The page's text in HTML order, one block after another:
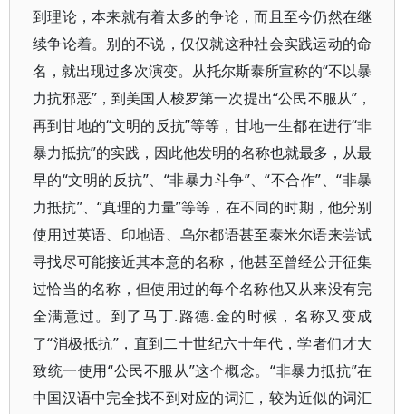
到理论，本来就有着太多的争论，而且至今仍然在继
续争论着。别的不说，仅仅就这种社会实践运动的命
名，就出现过多次演变。从托尔斯泰所宣称的“不以暴
力抗邪恶”，到美国人梭罗第一次提出“公民不服从”，
再到甘地的“文明的反抗”等等，甘地一生都在进行“非
暴力抵抗”的实践，因此他发明的名称也就最多，从最
早的“文明的反抗”、“非暴力斗争”、“不合作”、“非暴
力抵抗”、“真理的力量”等等，在不同的时期，他分别
使用过英语、印地语、乌尔都语甚至泰米尔语来尝试
寻找尽可能接近其本意的名称，他甚至曾经公开征集
过恰当的名称，但使用过的每个名称他又从来没有完
全满意过。到了马丁.路德.金的时候，名称又变成
了“消极抵抗”，直到二十世纪六十年代，学者们才大
致统一使用“公民不服从”这个概念。“非暴力抵抗”在
中国汉语中完全找不到对应的词汇，较为近似的词汇